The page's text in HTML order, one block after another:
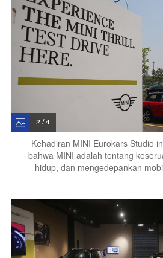
2 / 4
Kehadiran MINI Eurokars Studio
bahwa MINI adalah tentang
hidup, dan mengedepankan